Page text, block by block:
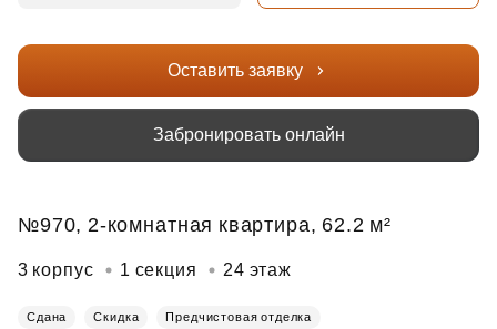
Оставить заявку
Забронировать онлайн
№970, 2-комнатная квартира, 62.2 м²
3 корпус 1 секция 24 этаж
Сдана Скидка Предчистовая отделка